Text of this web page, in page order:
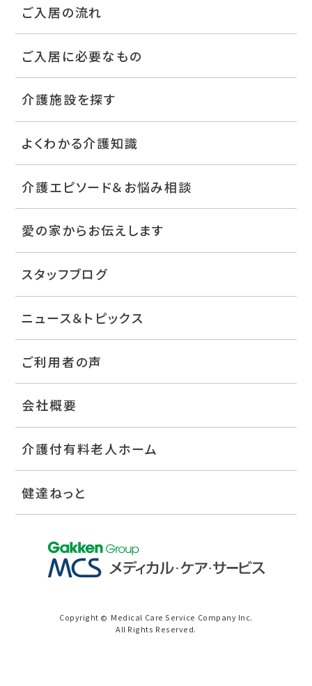
ご入居の流れ
ご入居に必要なもの
介護施設を探す
よくわかる介護知識
介護エピソード＆お悩み相談
愛の家からお伝えします
スタッフブログ
ニュース＆トピックス
ご利用者の声
会社概要
介護付有料老人ホーム
健達ねっと
Copyright © Medical Care Service Company Inc.
All Rights Reserved.